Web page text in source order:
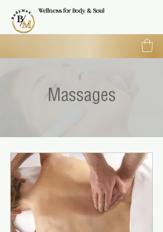
Wellness for Body & Soul
Massages